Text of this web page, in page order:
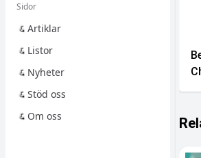
Sidor
Artiklar
Listor
Nyheter
Stöd oss
Om oss